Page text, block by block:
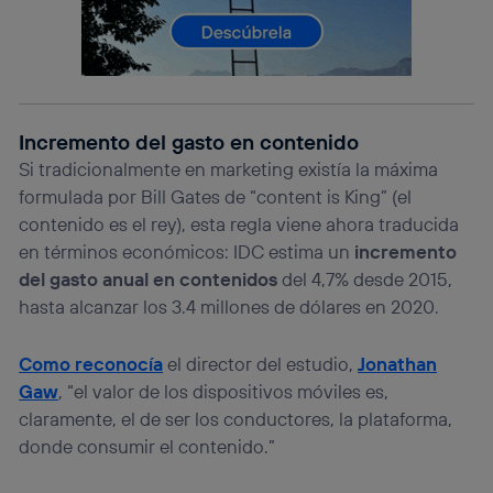
Incremento del gasto en contenido
Si tradicionalmente en marketing existía la máxima
formulada por Bill Gates de “content is King” (el
contenido es el rey), esta regla viene ahora traducida
en términos económicos: IDC estima un incremento
del gasto anual en contenidosdel 4,7% desde 2015,
hasta alcanzar los 3.4 millones de dólares en 2020.
Como reconocíael director del estudio,Jonathan
Gaw, “el valor de los dispositivos móviles es,
claramente, el de ser los conductores, la plataforma,
donde consumir el contenido.”
que hayan dado su consentimiento.
Si utilizasdatos móviles, el marketing será más
personalizado, ya que se basará únicamente en la
“Administrar Utiq” en la parte inferior de esta página web o
visitando el portal de privacidad de Utiq
(“consenthub”). Para más información, consulta
la política de privacidad de Utiq .